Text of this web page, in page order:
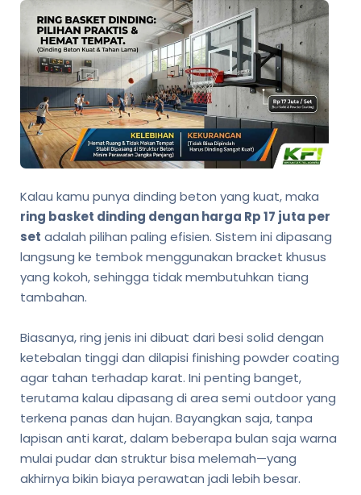
Kalau kamu punya dinding beton yang kuat, maka
ring basket dinding dengan harga Rp 17 juta per
set adalah pilihan paling efisien. Sistem ini dipasang
langsung ke tembok menggunakan bracket khusus
yang kokoh, sehingga tidak membutuhkan tiang
tambahan.
Biasanya, ring jenis ini dibuat dari besi solid dengan
ketebalan tinggi dan dilapisi finishing powder coating
agar tahan terhadap karat. Ini penting banget,
terutama kalau dipasang di area semi outdoor yang
terkena panas dan hujan. Bayangkan saja, tanpa
lapisan anti karat, dalam beberapa bulan saja warna
mulai pudar dan struktur bisa melemah—yang
akhirnya bikin biaya perawatan jadi lebih besar.